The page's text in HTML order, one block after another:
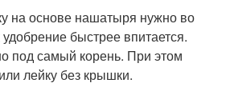
на основе нашатыря нужно во
быстрее впитается.
под самый корень. При этом
лейку без крышки.